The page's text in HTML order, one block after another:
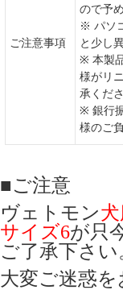
ご注意事項
ので予
※ パソ
と少し
※ 本製
様がリ
承くだ
※ 銀行
様のご
■ご注意
ヴェトモン
サイズ6が只
ご了承下さい
大変ご迷惑